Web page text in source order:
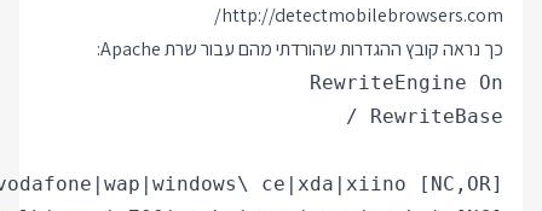
http://detectmobilebrowsers.com/
כך נראה קובץ ההגדרות שהורדתי מהם עבור שרת Apache: